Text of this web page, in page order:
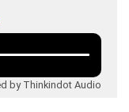
by Thinkindot Audio